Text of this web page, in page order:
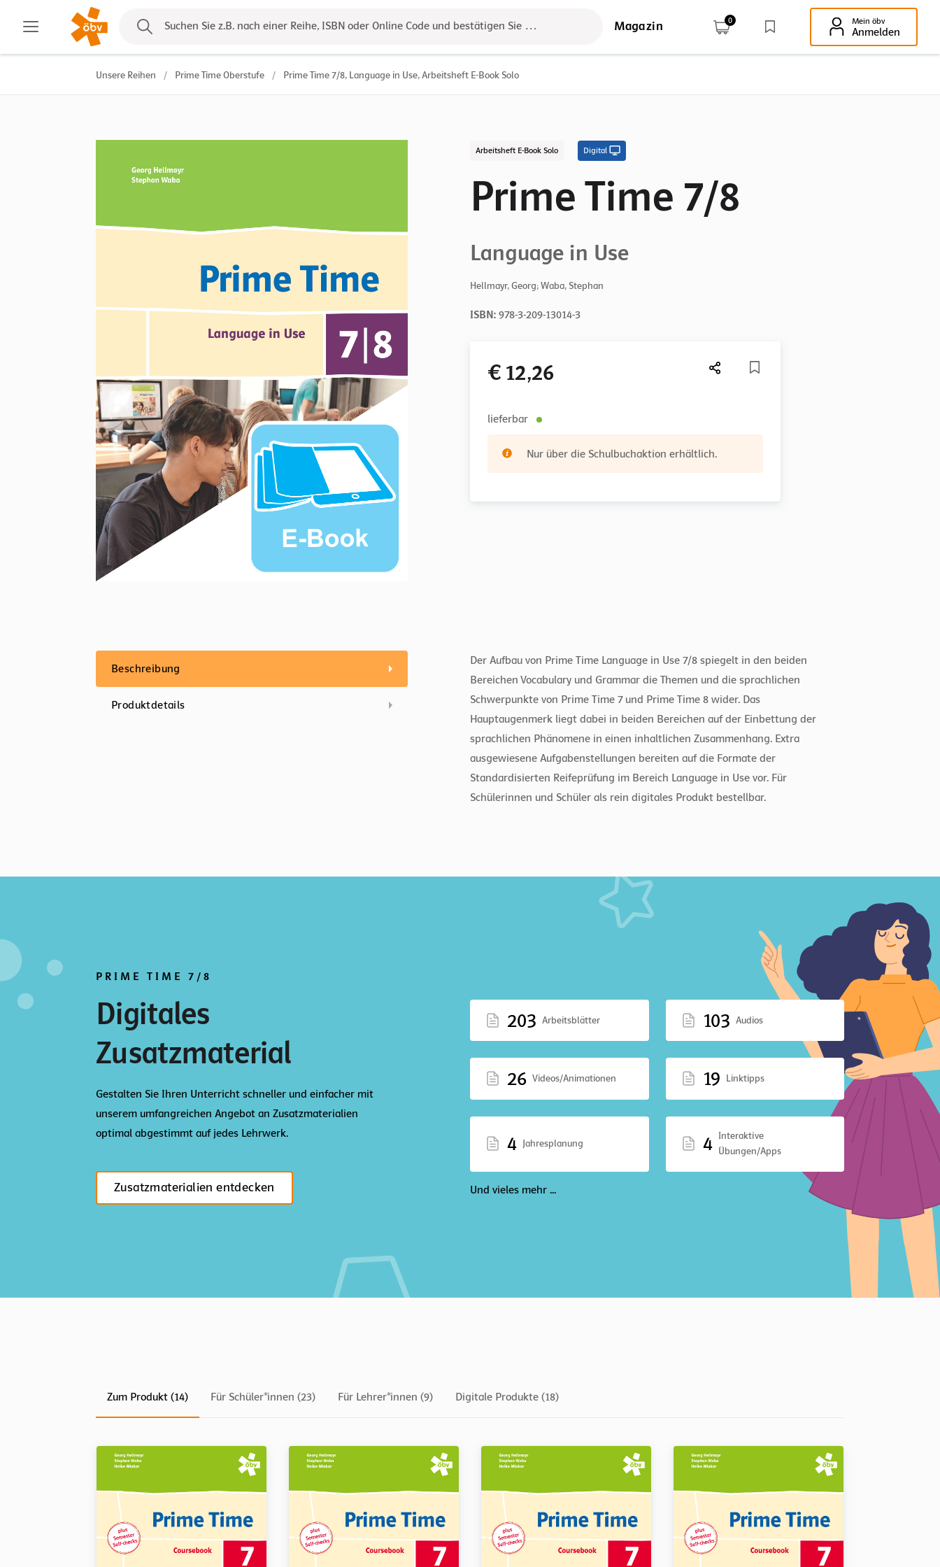
Suchen Sie z.B. nach einer Reihe, ISBN oder Online Code und bestätigen Sie das Ergebnis mit der Enter-Taste!
Magazin 0 Mein öbv
Anmelden
Kontakt
Unsere Reihen / Prime Time Oberstufe / Prime Time 7/8, Language in Use, Arbeitsheft E-Book Solo
Arbeitsheft E-Book Solo Digital
Prime Time 7/8
Language in Use
Hellmayr, Georg; Waba, Stephan
ISBN: 978-3-209-13014-3
€ 12,26
lieferbar
Nur über die Schulbuchaktion erhältlich.
Beschreibung
Produktdetails
Der Aufbau von Prime Time Language in Use 7/8 spiegelt in den beiden
Bereichen Vocabulary und Grammar die Themen und die sprachlichen
Schwerpunkte von Prime Time 7 und Prime Time 8 wider. Das
Hauptaugenmerk liegt dabei in beiden Bereichen auf der Einbettung der
sprachlichen Phänomene in einen inhaltlichen Zusammenhang. Extra
ausgewiesene Aufgabenstellungen bereiten auf die Formate der
Standardisierten Reifeprüfung im Bereich Language in Use vor. Für
Schülerinnen und Schüler als rein digitales Produkt bestellbar.
PRIME TIME 7/8
Digitales
Zusatzmaterial
Gestalten Sie Ihren Unterricht schneller und einfacher mit
unserem umfangreichen Angebot an Zusatzmaterialien
optimal abgestimmt auf jedes Lehrwerk.
Zusatzmaterialien entdecken
203 Arbeitsblätter 103 Audios
26 Videos/Animationen 19 Linktipps
4 Jahresplanung 4 Interaktive
Übungen/Apps
Und vieles mehr ...
Zum Produkt (14) Für Schüler*innen (23) Für Lehrer*innen (9) Digitale Produkte (18)